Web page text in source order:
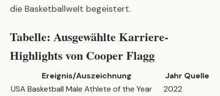
die Basketballwelt begeistert.
Tabelle: Ausgewählte Karriere-
Highlights von Cooper Flagg
Ereignis/Auszeichnung Jahr Quelle
USA Basketball Male Athlete of the Year
2022